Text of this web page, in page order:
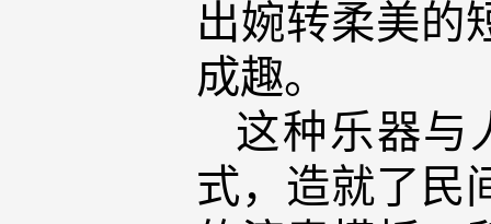
出婉转柔美的
成趣。
这种乐器与
式，造就了民